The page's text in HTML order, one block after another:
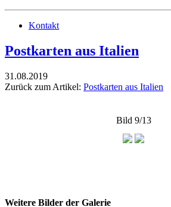
Kontakt
Postkarten aus Italien
31.08.2019
Zurück zum Artikel: Postkarten aus Italien
Bild 9/13
Weitere Bilder der Galerie